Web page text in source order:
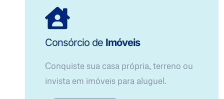
Consórcio de Imóveis
Conquiste sua casa própria, terreno ou
invista em imóveis para aluguel.